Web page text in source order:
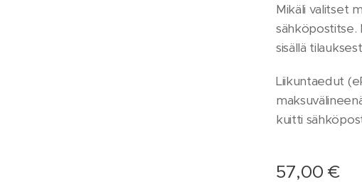
Mikäli valitset
sähköpostitse.
sisällä
Liikuntaedut
kuitti
57,00 €